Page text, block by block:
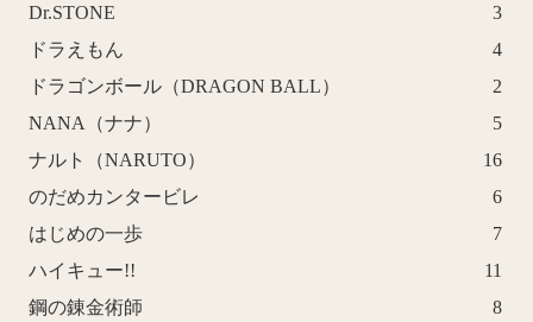
Dr.STONE
3
ドラえもん
4
ドラゴンボール（DRAGON BALL）
2
NANA（ナナ）
5
ナルト（NARUTO）
16
のだめカンタービレ
6
はじめの一歩
7
ハイキュー!!
11
鋼の錬金術師
8